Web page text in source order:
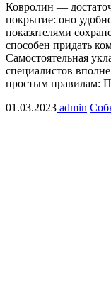
Ковролин —
покрытие: оно
показателями
способен придать
Самостоятельная
специалистов
простым правилам:
01.03.2023 admin